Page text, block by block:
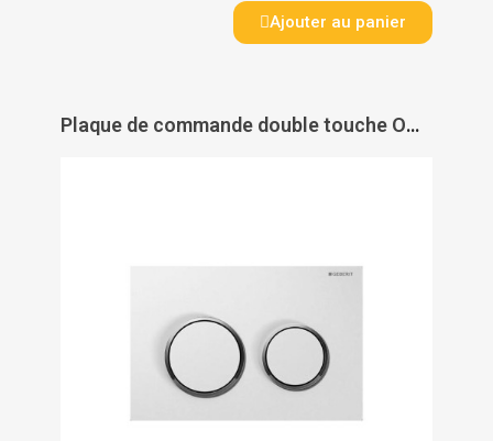
Ajouter au panier
Plaque de commande double touche Omega 20 - GEBERIT